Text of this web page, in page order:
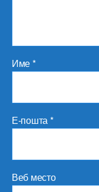
Име*
Е-пошта*
Веб место